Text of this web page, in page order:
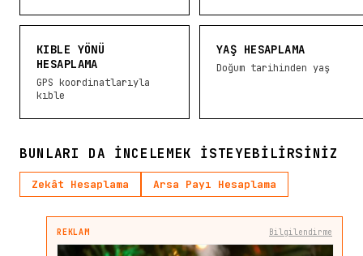
KIBLE YÖNÜ
HESAPLAMA
GPS koordinatlarıyla
kıble
YAŞ HESAPLAMA
Doğum tarihinden yaş
BUNLARI DA INCELEMEK ISTEYEBILIRSINIZ
Zekât Hesaplama Arsa Payı Hesaplama
REKLAM Bilgilendirme